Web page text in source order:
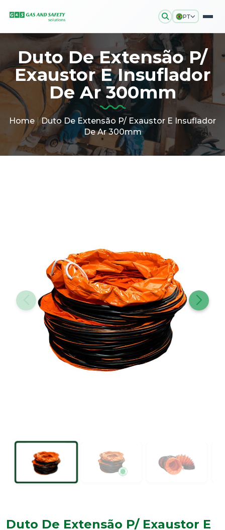
PT
Duto De Extensão P/
Exaustor E Insuflador
De Ar 300mm
Home |Duto De Extensão P/ Exaustor E Insuflador
De Ar 300mm
Duto De Extensão P/ Exaustor E